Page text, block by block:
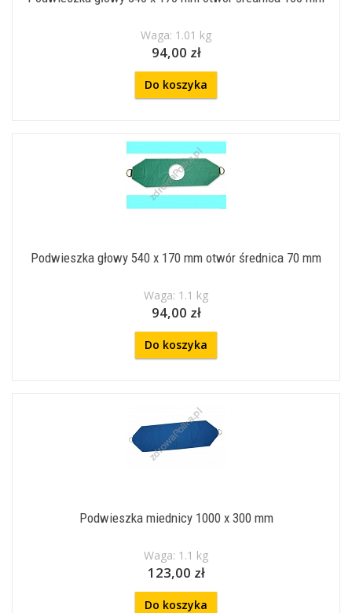
Waga: 1.01 kg
94,00 zł
Do koszyka
Podwieszka głowy 540 x 170 mm otwór średnica 70 mm
Waga: 1.1 kg
94,00 zł
Do koszyka
Podwieszka miednicy 1000 x 300 mm
Waga: 1.1 kg
123,00 zł
Do koszyka